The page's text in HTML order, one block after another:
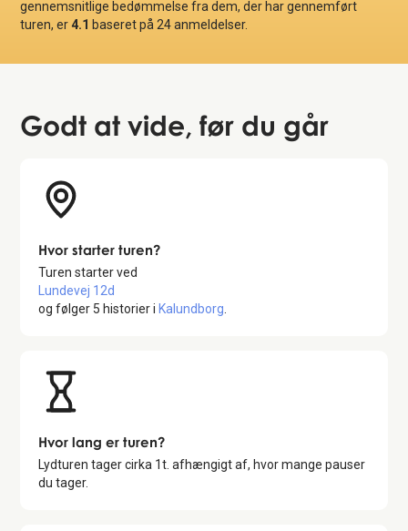
gennemsnitlige bedømmelse fra dem, der har gennemført
turen, er4.1 baseret på24anmeldelser.
Godt at vide, før du går
Hvor starter turen?
Turen starter ved
Lundevej 12d
og følger 5 historier i Kalundborg
Hvor lang er turen?
Lydturen tager cirka 1t. afhængigt af, hvor mange pauser
du tager.